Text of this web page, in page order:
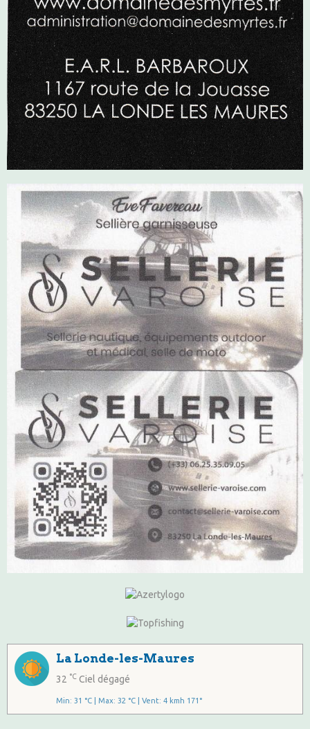
La Londe-les-Maures
32 °C Ciel dégagé
Min: 31 °C | Max: 32 °C | Vent: 4 kmh 171°